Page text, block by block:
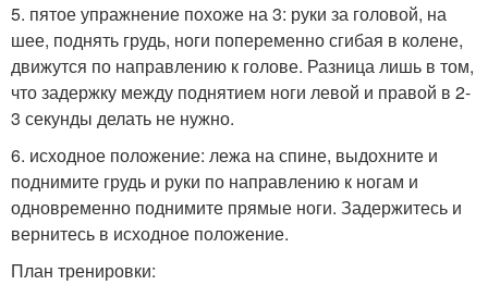
5. пятое упражнение похоже на 3: руки за головой, на
шее, поднять грудь, ноги попеременно сгибая в колене,
движутся по направлению к голове. Разница лишь в том,
что задержку между поднятием ноги левой и правой в 2-
3 секунды делать не нужно.
6. исходное положение: лежа на спине, выдохните и
поднимите грудь и руки по направлению к ногам и
одновременно поднимите прямые ноги. Задержитесь и
вернитесь в исходное положение.
План тренировки: